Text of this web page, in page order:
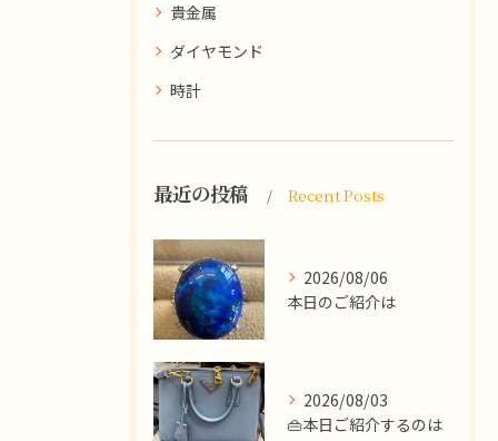
貴金属
ダイヤモンド
時計
最近の投稿 Recent Posts
2026/08/06
本日のご紹介は
2026/08/03
👜本日ご紹介するのは